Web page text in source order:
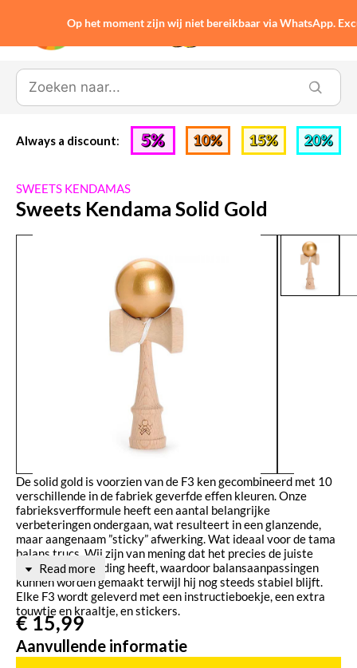
Always a discount:
De solid gold is voorzien van de F3 ken gecombineerd met 10
verschillende in de fabriek geverfde effen kleuren. Onze
fabrieksverfformule heeft een aantal belangrijke
verbeteringen ondergaan, wat resulteert in een glanzende,
maar aangenaam ”sticky” afwerking. Wat ideaal voor de tama
balans trucs. Wij zijn van mening dat het precies de juiste
slip/stick verhouding heeft, waardoor balansaanpassingen
kunnen worden gemaakt terwijl hij nog steeds stabiel blijft.
Elke F3 wordt geleverd met een instructieboekje, een extra
touwtje en kraaltje, en stickers.
Aanvullende informatie
Read more
€15,99
SWEETS KENDAMAS
Sweets Kendama Solid Gold
Op het moment zijn wij niet bereikbaar via WhatsApp.